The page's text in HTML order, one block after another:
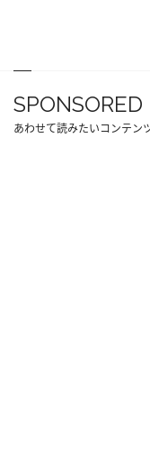
SPONSORED
あわせて読みたいコンテン